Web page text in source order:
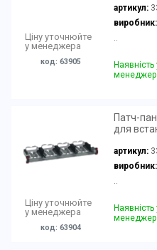
Ціну уточнюйте
у менеджера
код: 63905
артикул:
виробник:
..
Ціну уточнюйте
у менеджера
код: 63904
Патч-
для
артикул:
виробник:
..